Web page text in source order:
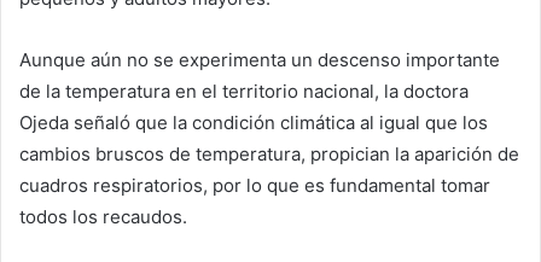
Aunque aún no se experimenta un descenso importante
de la temperatura en el territorio nacional, la doctora
Ojeda señaló que la condición climática al igual que los
cambios bruscos de temperatura, propician la aparición de
cuadros respiratorios, por lo que es fundamental tomar
todos los recaudos.